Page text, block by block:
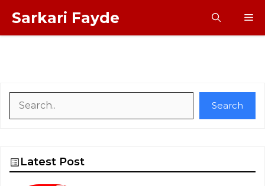
content
Sarkari Fayde
Search
Latest Post